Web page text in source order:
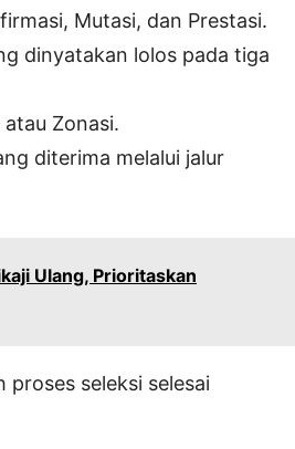
Mutasi, dan Prestasi.
dinyatakan lolos pada tiga
Zonasi.
diterima melalui jalur
Ulang, Prioritaskan
proses seleksi selesai